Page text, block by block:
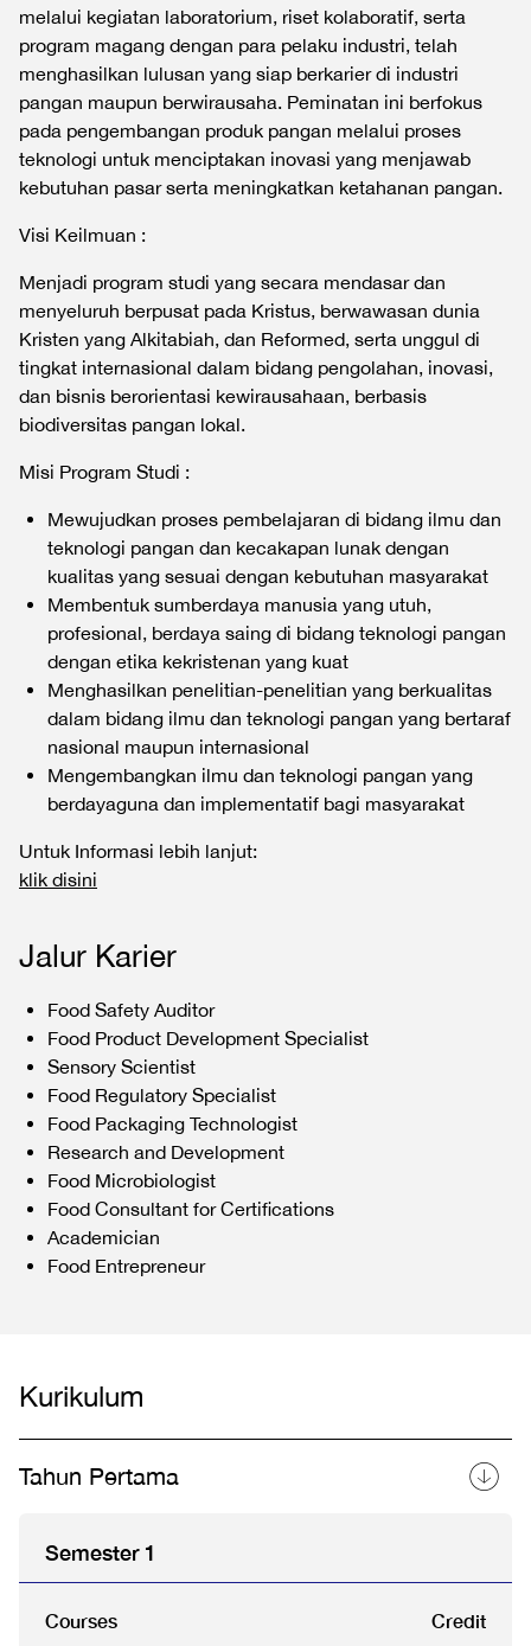
melalui kegiatan laboratorium, riset kolaboratif, serta
program magang dengan para pelaku industri, telah
menghasilkan lulusan yang siap berkarier di industri
pangan maupun berwirausaha. Peminatan ini berfokus
pada pengembangan produk pangan melalui proses
teknologi untuk menciptakan inovasi yang menjawab
kebutuhan pasar serta meningkatkan ketahanan pangan.
Visi Keilmuan :
Menjadi program studi yang secara mendasar dan
menyeluruh berpusat ​pada Kristus, berwawasan dunia
Kristen yang Alkitabiah, dan Reformed, ​serta unggul di
tingkat internasional dalam bidang pengolahan, inovasi,
dan bisnis berorientasi kewirausahaan, berbasis
biodiversitas pangan lokal.
Misi Program Studi :
Mewujudkan proses pembelajaran di bidang ilmu dan
teknologi pangan dan kecakapan lunak dengan
kualitas yang sesuai dengan kebutuhan masyarakat
Membentuk sumberdaya manusia yang utuh,
profesional, berdaya saing di bidang teknologi pangan
dengan etika kekristenan yang kuat
Menghasilkan penelitian-penelitian yang berkualitas
dalam bidang ilmu dan teknologi pangan yang bertaraf
nasional maupun internasional
Mengembangkan ilmu dan teknologi pangan yang
berdayaguna dan implementatif bagi masyarakat
Untuk Informasi lebih lanjut:
klik disini
Jalur Karier
Food Safety Auditor
Food Product Development Specialist
Sensory Scientist
Food Regulatory Specialist
Food Packaging Technologist
Research and Development
Food Microbiologist
Food Consultant for Certifications
Academician
Food Entrepreneur
Kurikulum
Tahun Pertama
Semester 1
Courses Credit